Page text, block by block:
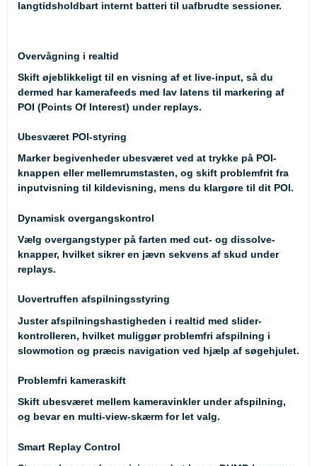
langtidsholdbart internt batteri til uafbrudte sessioner.
Overvågning i realtid
Skift øjeblikkeligt til en visning af et live-input, så du
dermed har kamerafeeds med lav latens til markering af
POI (Points Of Interest) under replays.
Ubesværet POI-styring
Marker begivenheder ubesværet ved at trykke på POI-
knappen eller mellemrumstasten, og skift problemfrit fra
inputvisning til kildevisning, mens du klargøre til dit POI.
Dynamisk overgangskontrol
Vælg overgangstyper på farten med cut- og dissolve-
knapper, hvilket sikrer en jævn sekvens af skud under
replays.
Uovertruffen afspilningsstyring
Juster afspilningshastigheden i realtid med slider-
kontrolleren, hvilket muliggør problemfri afspilning i
slowmotion og præcis navigation ved hjælp af søgehjulet.
Problemfri kameraskift
Skift ubesværet mellem kameravinkler under afspilning,
og bevar en multi-view-skærm for let valg.
Smart Replay Control